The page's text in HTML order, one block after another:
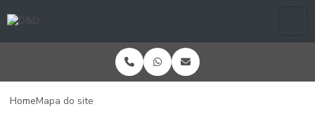
HomeMapa do site